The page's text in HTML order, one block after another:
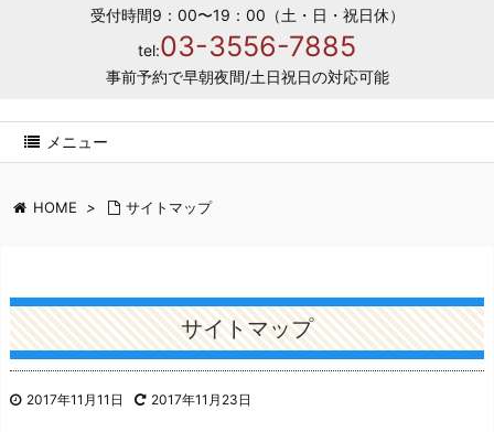
受付時間9：00〜19：00（土・日・祝日休）
tel:03-3556-7885
事前予約で早朝夜間/土日祝日の対応可能
メニュー
HOME > サイトマップ
サイトマップ
2017年11月11日 2017年11月23日